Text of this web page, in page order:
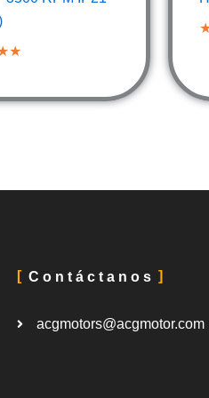
Contáctanos
acgmotors@acgmotor.com